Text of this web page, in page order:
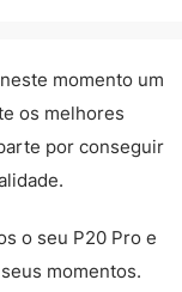
momento um
os melhores
por conseguir
o seu P20 Pro e
momentos.